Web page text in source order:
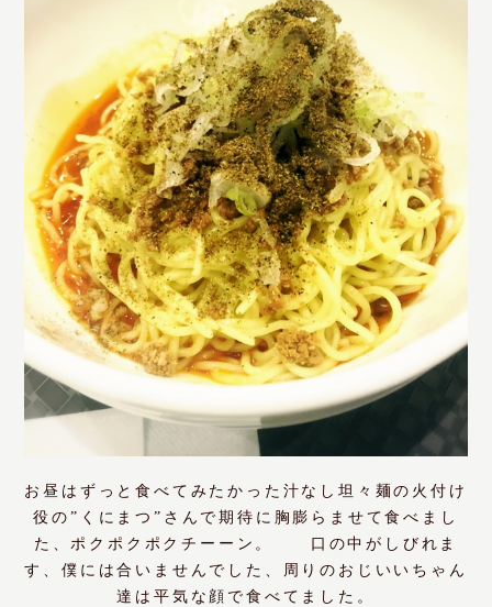
お昼はずっと食べてみたかった汁なし坦々麺の火付け
役の”くにまつ”さんで期待に胸膨らませて食べまし
た、ポクポクポクチーーン。 口の中がしびれま
す、僕には合いませんでした、周りのおじいいちゃん
達は平気な顔で食べてました。